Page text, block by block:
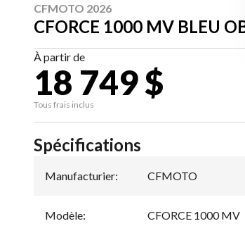
CFMOTO 2026
CFORCE 1000 MV BLEU
À partir de
18 749 $
Tous frais inclus
Spécifications
Manufacturier: CFMOTO
Modèle: CFORCE 1000 MV